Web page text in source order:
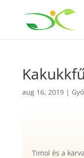
Kakukkfű
aug 16, 2019|
Timol és a